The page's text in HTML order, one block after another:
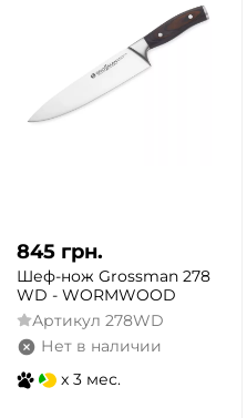
845 грн.
Шеф-нож Grossman 278
WD - WORMWOOD
Артикул 278WD
Нет в наличии
x 3 мес.